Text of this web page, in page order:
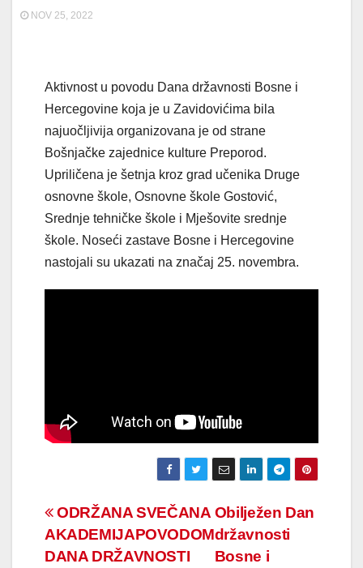
NOV 25, 2022
Aktivnost u povodu Dana državnosti Bosne i
Hercegovine koja je u Zavidovićima bila
najuočljivija organizovana je od strane
Bošnjačke zajednice kulture Preporod.
Upriličena je šetnja kroz grad učenika Druge
osnovne škole, Osnovne škole Gostović,
Srednje tehničke škole i Mješovite srednje
škole. Noseći zastave Bosne i Hercegovine
nastojali su ukazati na značaj 25. novembra.
Navigacija
članaka
Obilježen Dan
državnosti
Bosne i
ODRŽANA SVEČANA
AKADEMIJAPOVODOM
DANA DRŽAVNOSTI